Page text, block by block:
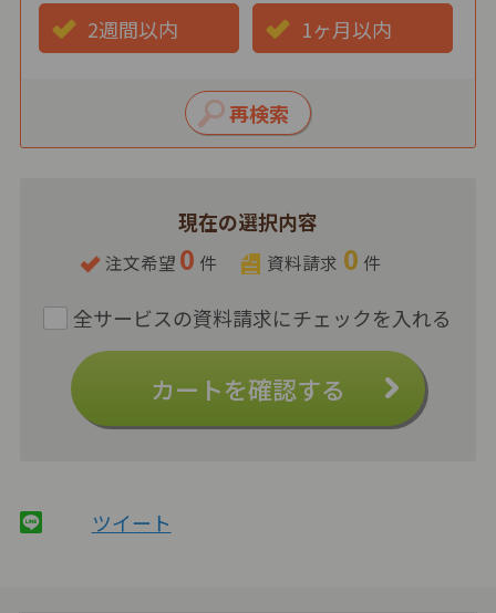
現在の選択内容
注文希望 0 件 資料請求 0 件
カートを確認する
2週間以内 1ヶ月以内
ツイート